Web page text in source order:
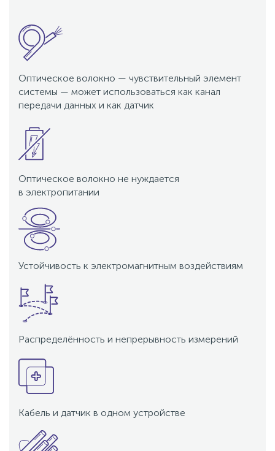
Оптическое волокно — чувствительный элемент
системы — может использоваться как канал
передачи данных и как датчик
Оптическое волокно не нуждается
в электропитании
Устойчивость к электромагнитным воздействиям
Распределённость и непрерывность измерений
Кабель и датчик в одном устройстве